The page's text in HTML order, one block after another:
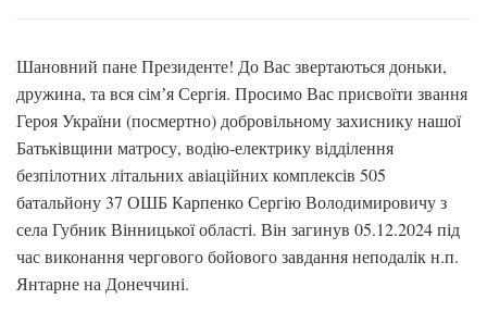
Шановний пане Президенте! До Вас звертаються доньки,
дружина, та вся сімʼя Сергія. Просимо Вас присвоїти звання
Героя України (посмертно) добровільному захиснику нашої
Батьківщини матросу, водію-електрику відділення
безпілотних літальних авіаційних комплексів 505
батальйону 37 ОШБ Карпенко Сергію Володимировичу з
села Губник Вінницької області. Він загинув 05.12.2024 під
час виконання чергового бойового завдання неподалік н.п.
Янтарне на Донеччині.